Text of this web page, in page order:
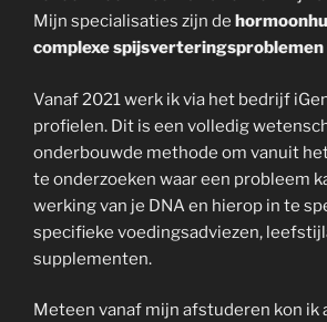
Mijn specialisaties zijn de
complexe spijsverteringsproblemen
Vanaf 2021 werk ik via het bedrijf
profielen. Dit is een volledig
onderbouwde methode om vanuit
te onderzoeken waar een probleem
werking van je DNA en hierop in te
specifieke voedingsadviezen,
supplementen.
Meteen vanaf mijn afstuderen kon ik